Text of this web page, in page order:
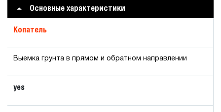
Основные характеристики
Копатель
Выемка грунта в прямом и обратном направлении
yes